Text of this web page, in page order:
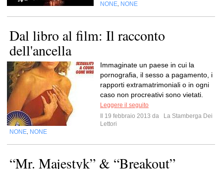
NONE NONE
Dal libro al film: Il racconto
dell'ancella
Immaginate un paese in cui la
pornografia, il sesso a pagamento, i
rapporti extramatrimoniali o in ogni
caso non procreativi sono vietati.
Leggere il seguito
Il 19 febbraio 2013 da
La Stamberga Dei
Lettori
NONE NONE
“Mr. Majestyk” & “Breakout”